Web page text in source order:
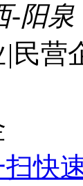
-阳泉
| 民营
快